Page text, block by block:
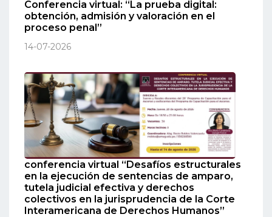
Conferencia virtual: “La prueba digital:
obtención, admisión y valoración en el
proceso penal”
14-07-2026
conferencia virtual “Desafíos estructurales
en la ejecución de sentencias de amparo,
tutela judicial efectiva y derechos
colectivos en la jurisprudencia de la Corte
Interamericana de Derechos Humanos”